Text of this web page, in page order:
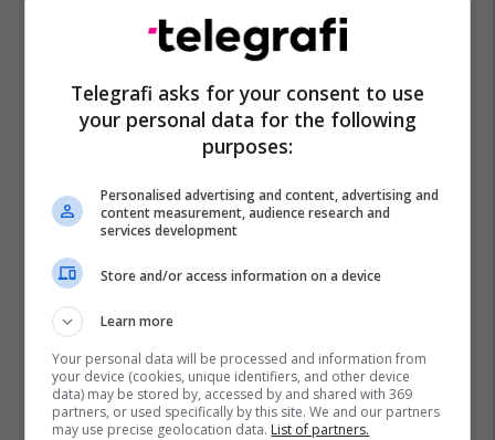
Telegrafi asks for your consent to use
your personal data for the following
purposes:
Personalised advertising and content, advertising and
content measurement, audience research and
services development
Store and/or access information on a device
Learn more
Your personal data will be processed and information from
your device (cookies, unique identifiers, and other device
data) may be stored by, accessed by and shared with 369
partners, or used specifically by this site. We and our partners
may use precise geolocation data. List of partners.